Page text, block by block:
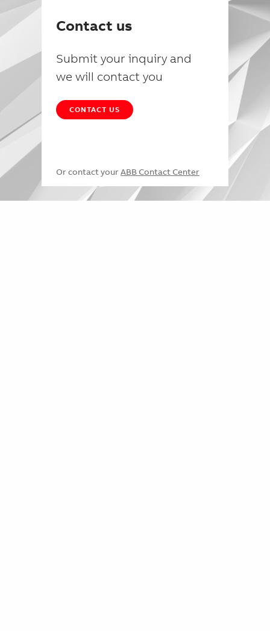
Contact us
Submit your inquiry and
we will contact you
CONTACT US
Or contact your ABB Contact Center